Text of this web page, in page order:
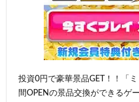
投資0円で豪華景品GET！！「
間OPENの景品交換ができるゲ